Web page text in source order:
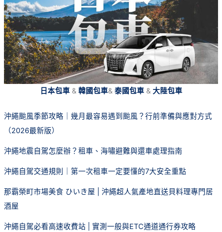
日本包車& 韓國包車& 泰國包車& 大陸包車
沖繩颱風季節攻略｜幾月最容易遇到颱風？行前準備與應對方式
（2026最新版）
沖繩地震自駕怎麼辦？租車、海嘯避難與還車處理指南
沖繩自駕交通規則｜第一次租車一定要懂的7大安全重點
那霸榮町市場美食 ひいき屋 | 沖繩超人氣產地直送貝料理專門居
酒屋
沖繩自駕必看高速收費站 | 實測一般與ETC通道通行券攻略